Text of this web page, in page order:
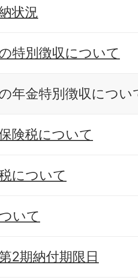
状況
特別徴収について
年金特別徴収につい
険税について
について
いて
2期納付期限日